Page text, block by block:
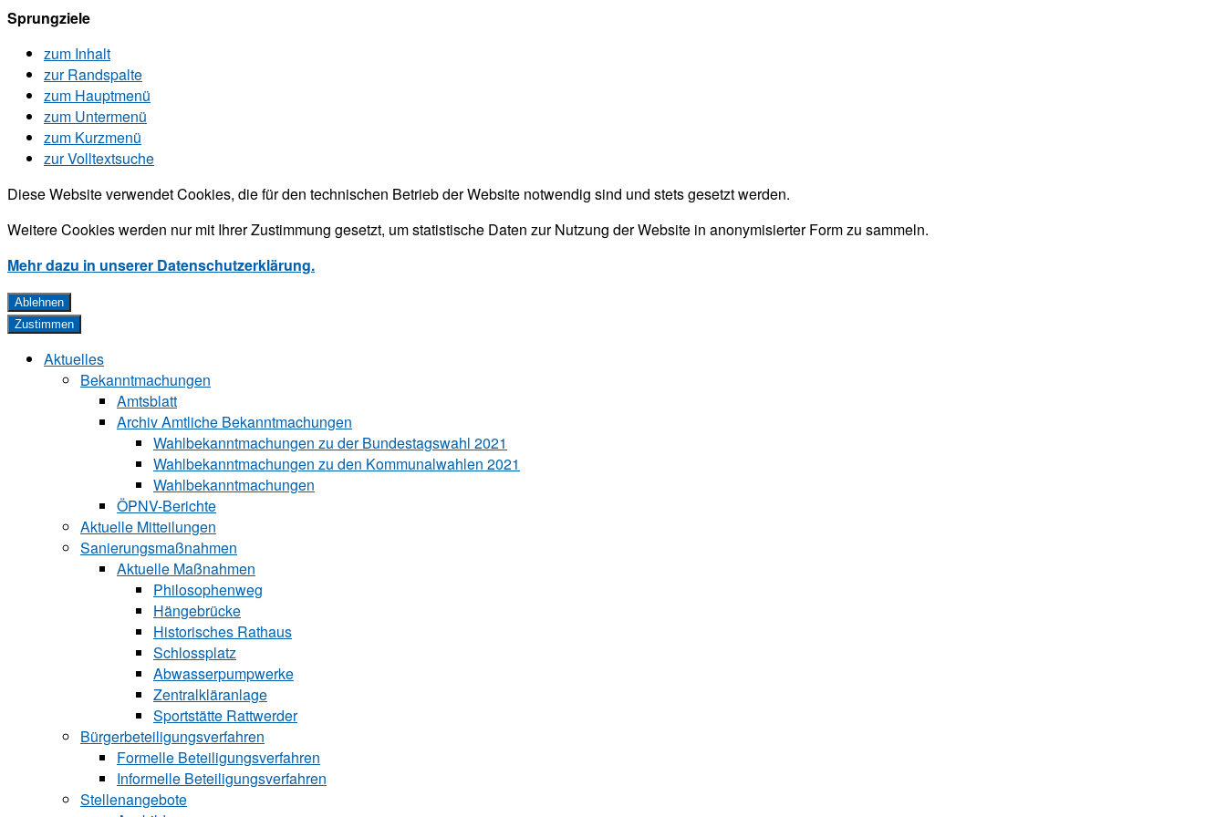
Sprungziele
zum Inhalt
zur Randspalte
zum Hauptmenü
zum Untermenü
zum Kurzmenü
zur Volltextsuche
Diese Website verwendet Cookies, die für den technischen Betrieb der Website notwendig sind und stets gesetzt werden.
Weitere Cookies werden nur mit Ihrer Zustimmung gesetzt, um statistische Daten zur Nutzung der Website in anonymisierter Form zu sammeln.
Mehr dazu in unserer Datenschutzerklärung.
Ablehnen
Zustimmen
Aktuelles
Bekanntmachungen
Amtsblatt
Archiv Amtliche Bekanntmachungen
Wahlbekanntmachungen zu der Bundestagswahl 2021
Wahlbekanntmachungen zu den Kommunalwahlen 2021
Wahlbekanntmachungen
ÖPNV-Berichte
Aktuelle Mitteilungen
Sa‍ni‍erungs‍maß‍nah‍men
Aktuelle Maßnahmen
Philosophenweg
Hängebrücke
Historisches Rathaus
Schlossplatz
Abwasserpumpwerke
Zentralkläranlage
Sportstätte Rattwerder
Bürgerbeteiligungsverfahren
Formelle Beteiligungsverfahren
Informelle Beteiligungsverfahren
Stellenangebote